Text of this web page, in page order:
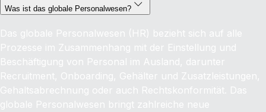
Was ist das globale Personalwesen?
Das globale Personalwesen (HR) bezieht sich auf alle
Prozesse im Zusammenhang mit der Einstellung und
Beschäftigung von Personal im Ausland, darunter
Recruitment, Onboarding, Gehälter und Zusatzleistungen,
Gehaltsabrechnung oder auch Rechtskonformität. Das
globale Personalwesen bringt zahlreiche neue